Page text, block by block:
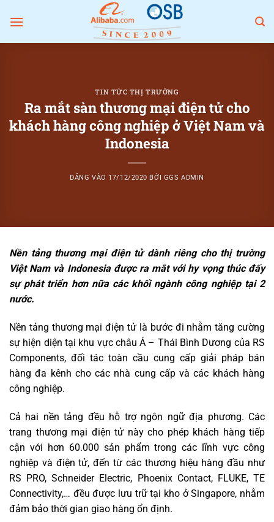
qua
TIN TỨC THỊ TRƯỜNG
Ra mắt sàn thương mại điện tử cho
khách hàng công nghiệp ở Việt Nam và
Indonesia
ĐĂNG VÀO 17/12/2020 BỞI GGS ADMIN
Nền tảng thương mại điện tử dành riêng cho thị trường
Việt Nam và Indonesia được ra mắt với hy vọng thúc đấy
sự phát triển hơn nữa các khối ngành công nghiệp tại 2
nước.
Nền tảng thương mại điện tử là bước đi nhằm tăng cường
sự hiện diện tại khu vực châu Á – Thái Bình Dương của RS
Components, đối tác toàn cầu cung cấp giải pháp bán
hàng đa kênh cho các nhà cung cấp và các khách hàng
công nghiệp.
Cả hai nền tảng đều hỗ trợ ngôn ngữ địa phương. Các
trang thương mại điện tử này cho phép khách hàng tiếp
cận với hơn 60.000 sản phẩm trong các lĩnh vực công
nghiệp và điện tử, đến từ các thương hiệu hàng đầu như
RS PRO, Schneider Electric, Phoenix Contact, FLUKE, TE
Connectivity,… đều được lưu trữ tại kho ở Singapore, nhằm
đảm bảo thời gian giao hàng ổn định.